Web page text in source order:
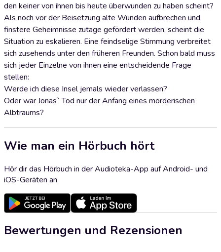
den keiner von ihnen bis heute überwunden zu haben scheint?
Als noch vor der Beisetzung alte Wunden aufbrechen und
finstere Geheimnisse zutage gefördert werden, scheint die
Situation zu eskalieren. Eine feindselige Stimmung verbreitet
sich zusehends unter den früheren Freunden. Schon bald muss
sich jeder Einzelne von ihnen eine entscheidende Frage
stellen:
Werde ich diese Insel jemals wieder verlassen?
Oder war Jonas` Tod nur der Anfang eines mörderischen
Albtraums?
Wie man ein Hörbuch hört
Hör dir das Hörbuch in der Audioteka-App auf Android- und
iOS-Geräten an
Bewertungen und Rezensionen